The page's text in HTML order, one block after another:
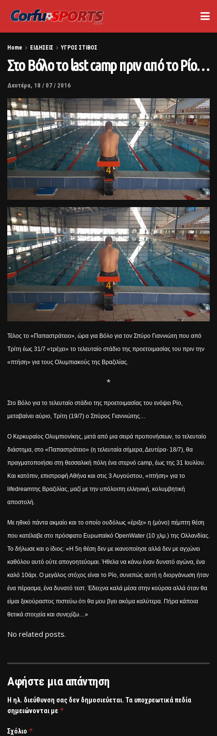
Home ΕΙΔΗΣΕΙΣ ΥΓΡΟΣ ΣΤΙΒΟΣ
Στο Βόλο το last camp πριν από το Ρίο…
Δευτέρα, 18 / 07 / 2016
Τέλος το «Παπαστράτειο», ώρα για Βόλο για τον Σπύρο Γιαννιώτη που από
Τρίτη έως 31/7 «τρέχει» το τελευταίο στάδιο της προετοιμασίας του πριν την
«πτήση» για τους Ολυμπιακούς της Βραζιλίας.
*
Στο Βόλο για το τελευταίο στάδιο της προετοιμασίας του ενόψει Ρίο,
μεταβαίνει αύριο, Τρίτη (19/7) ο Σπύρος Γιαννιώτης…
Ο Κερκυραίος Ολυμπιονίκης, μετά από μια σειρά προπονήσεων, το τελευταίο
διάστημα, στο «Παπαστράτειο» (η τελευταία σήμερα, Δευτέρα- 18/7), θα
πραγματοποιήσει στη θεσσαλική πόλη ένα στερνό camp, έως της 31 Ιουλίου.
Και κατόπιν, επιστροφή Αθήνα και στις 3 Αυγούστου, «πτήση» για το
lifedreamτης Βραζιλίας, μαζί με την υπόλοιπη ελληνική, κολυμβητική
αποστολή.
Με ηθικό πάντα ακμαίο και το οποίο ουδόλως «έριξε» η (μόνο) πέμπτη θέση
που κατέλαβε στο πρόσφατο Ευρωπαϊκό OpenWater (10 χλμ.) της Ολλανδίας.
Το δήλωσε και ο ίδιος: «Η 5η θέση δεν με ικανοποίησε αλλά δεν με αγχώνει
καθόλου αυτό ούτε απογοητεύομαι. Ήθελα να κάνω έναν δυνατό αγώνα, ένα
καλό 10άρι. Ο μεγάλος στόχος είναι το Ρίο, συνεπώς αυτή η διοργάνωση ήταν
ένα πέρασμα, ένα δυνατό τεστ. Έδειχνα καλά μέσα στην κούρσα αλλά όταν θα
είμαι ξεκούραστος πιστεύω ότι θα μου βγει ακόμα καλύτερα. Πήρα κάποια
θετικά στοιχεία και συνεχίζω…»
No related posts.
Αφήστε μια απάντηση
Η ηλ. διεύθυνση σας δεν δημοσιεύεται. Τα υποχρεωτικά πεδία
σημειώνονται με *
Σχόλιο *